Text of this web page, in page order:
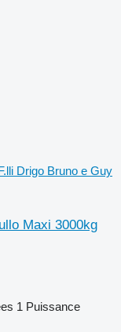
Drigo Bruno e Guy
Maxi 3000kg
1 Puissance